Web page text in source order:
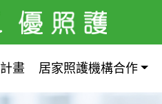
畫 居家照護機構合作